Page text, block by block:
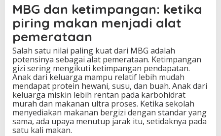
MBG dan ketimpangan: ketika
piring makan menjadi alat
pemerataan
Salah satu nilai paling kuat dari MBG adalah
potensinya sebagai alat pemerataan. Ketimpangan
gizi sering mengikuti ketimpangan pendapatan.
Anak dari keluarga mampu relatif lebih mudah
mendapat protein hewani, susu, dan buah. Anak dari
keluarga miskin lebih rentan pada karbohidrat
murah dan makanan ultra proses. Ketika sekolah
menyediakan makanan bergizi dengan standar yang
sama, ada upaya menutup jarak itu, setidaknya pada
satu kali makan.